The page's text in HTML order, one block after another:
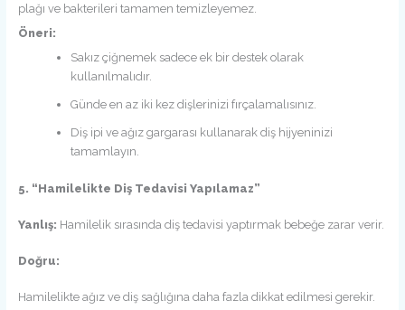
plağı ve bakterileri tamamen temizleyemez.
Öneri:
Sakız çiğnemek sadece ek bir destek olarak
kullanılmalıdır.
Günde en az iki kez dişlerinizi fırçalamalısınız.
Diş ipi ve ağız gargarası kullanarak diş hijyeninizi
tamamlayın.
5. “Hamilelikte Diş Tedavisi Yapılamaz”
Yanlış: Hamilelik sırasında diş tedavisi yaptırmak bebeğe zarar verir.
Doğru:
Hamilelikte ağız ve diş sağlığına daha fazla dikkat edilmesi gerekir.